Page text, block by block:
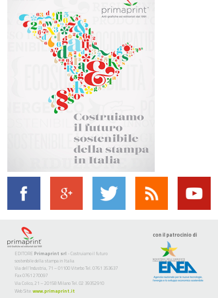
EDITORE Primaprint srl - Costruiamo il futuro
sostenibile della stampa in Italia
Via dell’Industria, 71 – 01100 Viterbo Tel. 0761 353637
Fax 0761 270097
Via Colico, 21 – 20158 Milano Tel. 02 39352910
Web Site: www.primaprint.it
con il patrocinio di